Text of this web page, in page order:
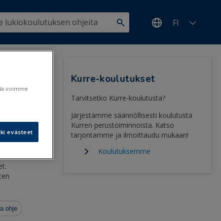
FI
ohje
Kurre-koulutukset
Tarvitsetko Kurre-koulutusta?
Järjestämme säännöllisesti koulutusta
Kurren perustoiminnoista. Katso
tarjontamme ja ilmoittaudu mukaan!
Koulutuksemme
voimme
evästeet